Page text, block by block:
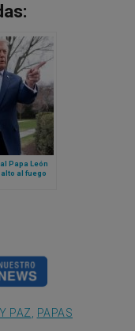
Papa León
al fuego
PAZ PAPAS